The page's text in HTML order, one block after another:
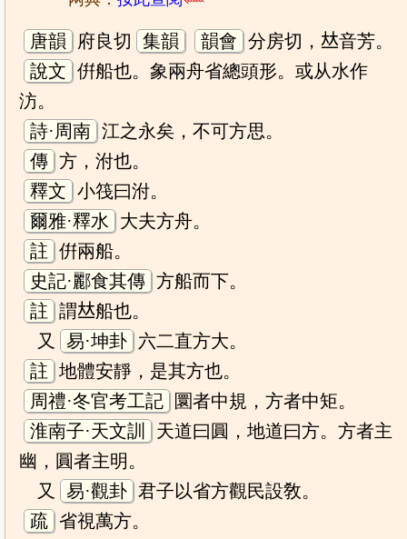
唐韻 府良切 集韻 韻會 分房切，𠀤音芳。
說文 倂船也。象兩舟省總頭形。或从水作
汸。
詩·周南 江之永矣，不可方思。
傳 方，泭也。
釋文 小筏曰泭。
爾雅·釋水
大夫方舟。
註 倂兩船。
史記·酈食其傳 方船而下。
註 謂𠀤船也。
又
易·坤卦 六二直方大。
註 地體安靜，是其方也。
周禮·冬官考工記
圜者中規，方者中矩。
淮南子·天文訓
天道曰圓，地道曰方。方者主
幽，圓者主明。
又
易·觀卦 君子以省方觀民設敎。
疏 省視萬方。